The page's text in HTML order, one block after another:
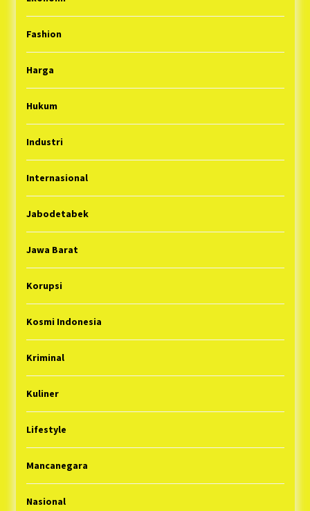
Fashion
Harga
Hukum
Industri
Internasional
Jabodetabek
Jawa Barat
Korupsi
Kosmi Indonesia
Kriminal
Kuliner
Lifestyle
Mancanegara
Nasional